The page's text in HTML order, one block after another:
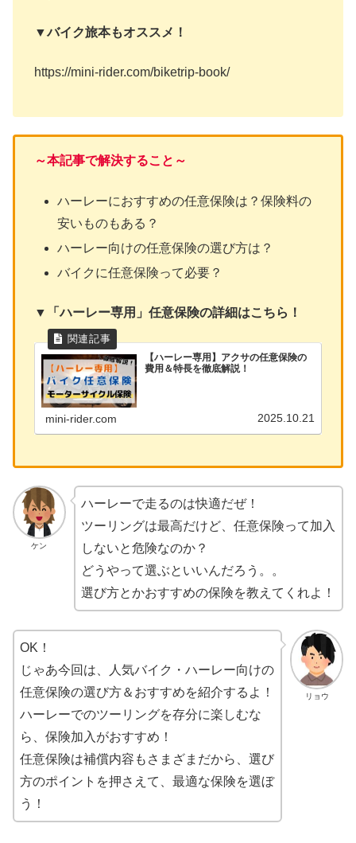
▼バイク旅本もオススメ！
https://mini-rider.com/biketrip-book/
～本記事で解決すること～
ハーレーにおすすめの任意保険は？保険料の
安いものもある？
ハーレー向けの任意保険の選び方は？
バイクに任意保険って必要？
▼「ハーレー専用」任意保険の詳細はこちら！
【ハーレー専用】アクサの任意保険の
費用＆特長を徹底解説！
mini-rider.com 2025.10.21
ケン
ハーレーで走るのは快適だぜ！
ツーリングは最高だけど、任意保険って加入
しないと危険なのか？
どうやって選ぶといいんだろう。。
選び方とかおすすめの保険を教えてくれよ！
リョウ
OK！
じゃあ今回は、人気バイク・ハーレー向けの
任意保険の選び方＆おすすめを紹介するよ！
ハーレーでのツーリングを存分に楽しむな
ら、保険加入がおすすめ！
任意保険は補償内容もさまざまだから、選び
方のポイントを押さえて、最適な保険を選ぼ
う！